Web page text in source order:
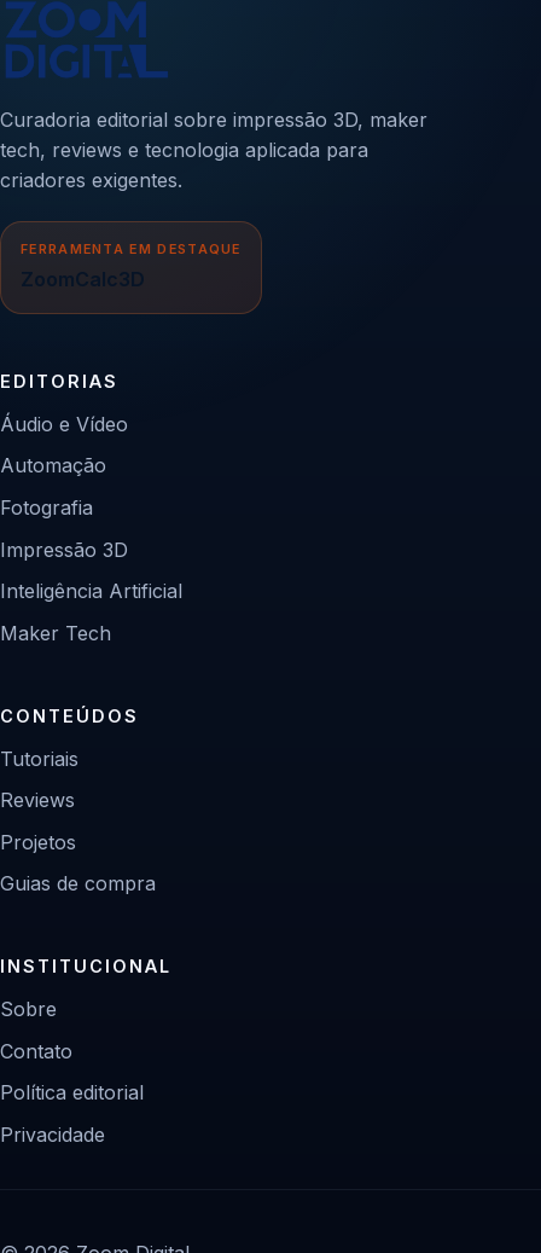
Curadoria editorial sobre impressão 3D, maker
tech, reviews e tecnologia aplicada para
criadores exigentes.
FERRAMENTA EM DESTAQUE
ZoomCalc3D
EDITORIAS
Áudio e Vídeo
Automação
Fotografia
Impressão 3D
Inteligência Artificial
Maker Tech
CONTEÚDOS
Tutoriais
Reviews
Projetos
Guias de compra
INSTITUCIONAL
Sobre
Contato
Política editorial
Privacidade